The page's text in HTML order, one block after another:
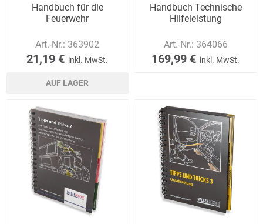
Handbuch für die
Feuerwehr
Art.-Nr.: 363902
21,19 € inkl. MwSt.
AUF LAGER
Handbuch Technische
Hilfeleistung
Art.-Nr.: 364066
169,99 € inkl. MwSt.